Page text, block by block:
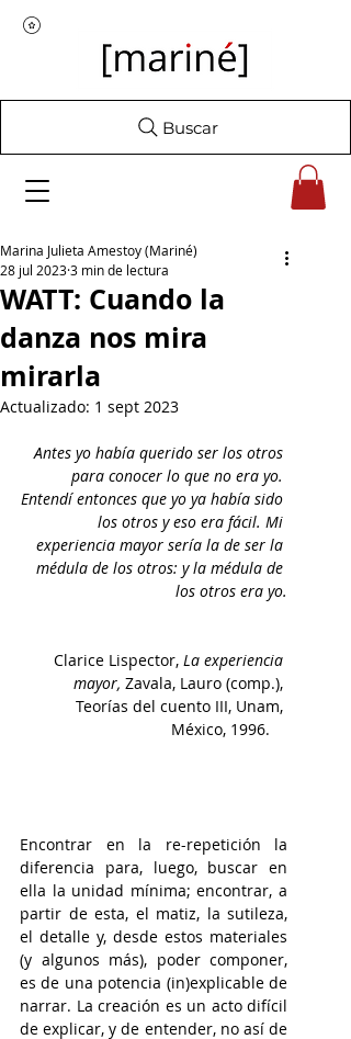
Buscar
WATT: Cuando la
danza nos mira
mirarla
Marina Julieta Amestoy (Mariné)
28 jul 20233 min de lectura
Actualizado: 1 sept 2023
Antes yo había querido ser los otros
para conocer lo que no era yo.
Entendí entonces que yo ya había sido
los otros y eso era fácil. Mi
experiencia mayor sería la de ser la
médula de los otros: y la médula de
los otros era yo.
Clarice Lispector, La experiencia
mayor, Zavala, Lauro (comp.),
Teorías del cuento III, Unam,
México, 1996.
Encontrar en la re-repetición la
diferencia para, luego, buscar en
ella la unidad mínima; encontrar, a
partir de esta, el matiz, la sutileza,
el detalle y, desde estos materiales
(y algunos más), poder componer,
es de una potencia (in)explicable de
narrar. La creación es un acto difícil